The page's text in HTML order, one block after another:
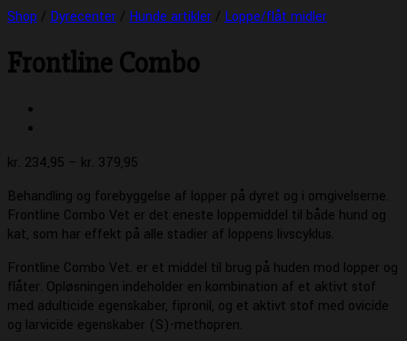
Shop / Dyrecenter / Hunde artikler / Loppe/flåt midler
Frontline Combo
kr. 234,95 – kr. 379,95
til
kr. 379,95
Behandling og forebyggelse af lopper på dyret og i omgivelserne.
Frontline Combo Vet er det eneste loppemiddel til både hund og
kat, som har effekt på alle stadier af loppens livscyklus.
Frontline Combo Vet. er et middel til brug på huden mod lopper og
flåter. Opløsningen indeholder en kombination af et aktivt stof
med adulticide egenskaber, fipronil, og et aktivt stof med ovicide
og larvicide egenskaber (S)-methopren.